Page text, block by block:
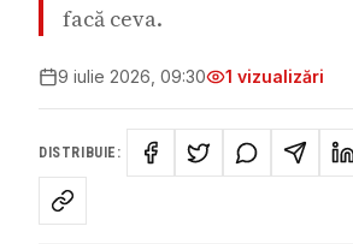
facă ceva.
9 iulie 2026, 09:30 1 vizualizări
DISTRIBUIE: